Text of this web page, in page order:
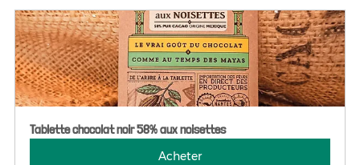
Tablette chocolat noir 58% aux noisettes
Acheter